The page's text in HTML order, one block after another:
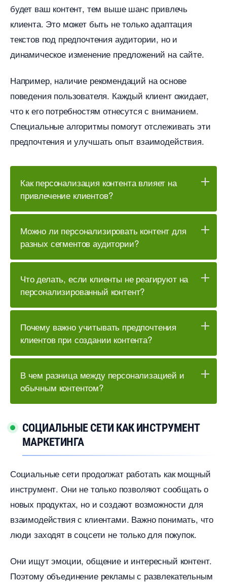
удет ваш контент, тем выше шанс привлечь
клиента. Это может быть не только адаптация
текстов под предпочтения аудитории, но и
динамическое изменение предложений на сайте.
Например, наличие рекомендаций на основе
поведения пользователя. Каждый клиент ожидает,
что к его потребностям отнесутся с вниманием.
Специальные алгоритмы помогут отслеживать эти
предпочтения и улучшать опыт взаимодействия.
Как персонализация контента влияет на
привлечение клиентов?
Можно ли персонализировать контент для
разных сегментов аудитории?
Что делать, если клиенты не реагируют на
персонализированный контент?
Почему важно учитывать предпочтения
клиентов при создании контента?
чем разница между персонализацией и
обычным контентом?
СОЦИАЛЬНЫЕ СЕТИ КАК ИНСТРУМЕНТ
МАРКЕТИНГА
Социальные сети продолжат работать как мощный
инструмент. Они не только позволяют сообщать о
новых продуктах, но и создают возможности для
заимодействия с клиентами. Важно понимать, что
люди заходят в соцсети не только для покупок.
Они ищут эмоции, общение и интересный контент.
Поэтому объединение рекламы с развлекательным